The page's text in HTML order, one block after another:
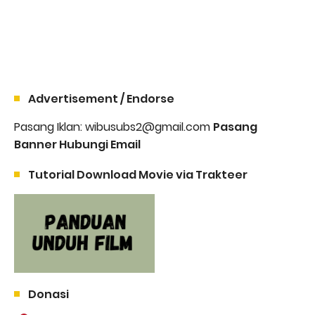
Advertisement / Endorse
Pasang Iklan: wibusubs2@gmail.com Pasang
Banner Hubungi Email
Tutorial Download Movie via Trakteer
Donasi